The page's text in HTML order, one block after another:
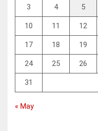
3 4 5
10 11 12
17 18 19
24 25 26
31
« May